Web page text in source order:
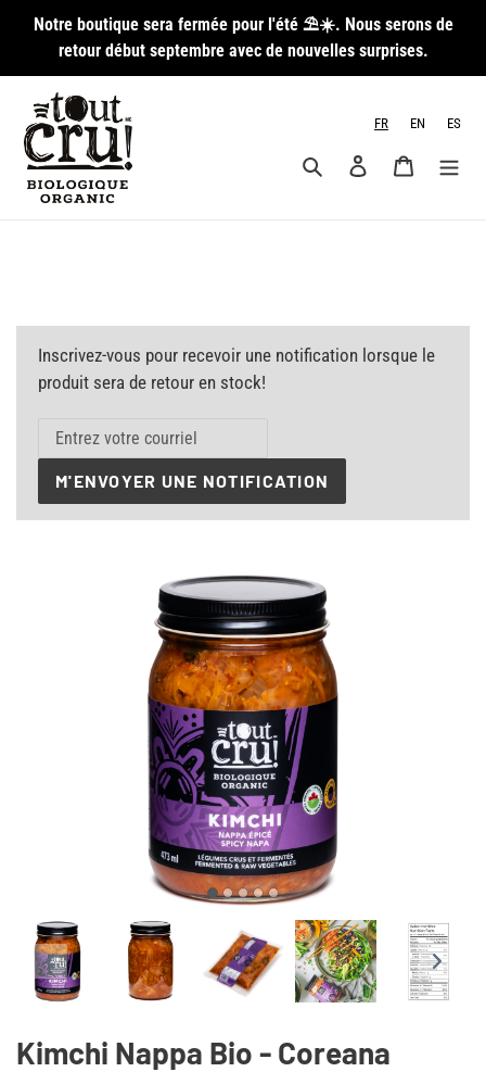
Passer
contenu
Notre boutique sera fermée pour l'été ⛱️☀️. Nous serons de
retour début septembre avec de nouvelles surprises.
FR EN ES
RechercherSe connecter
Panier
Inscrivez-vous pour recevoir une notification lorsque le
produit sera de retour en stock!
M'ENVOYER UNE NOTIFICATION
Kimchi Nappa Bio - Coreana